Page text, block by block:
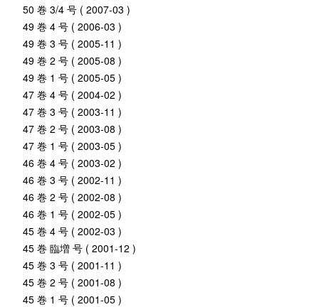
50 巻 3/4 号 ( 2007-03 )
49 巻 4 号 ( 2006-03 )
49 巻 3 号 ( 2005-11 )
49 巻 2 号 ( 2005-08 )
49 巻 1 号 ( 2005-05 )
47 巻 4 号 ( 2004-02 )
47 巻 3 号 ( 2003-11 )
47 巻 2 号 ( 2003-08 )
47 巻 1 号 ( 2003-05 )
46 巻 4 号 ( 2003-02 )
46 巻 3 号 ( 2002-11 )
46 巻 2 号 ( 2002-08 )
46 巻 1 号 ( 2002-05 )
45 巻 4 号 ( 2002-03 )
45 巻 臨増 号 ( 2001-12 )
45 巻 3 号 ( 2001-11 )
45 巻 2 号 ( 2001-08 )
45 巻 1 号 ( 2001-05 )